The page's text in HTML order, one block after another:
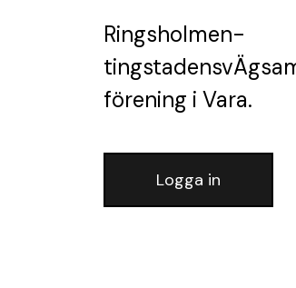
Ringsholmen-
förening i Vara.
Logga in